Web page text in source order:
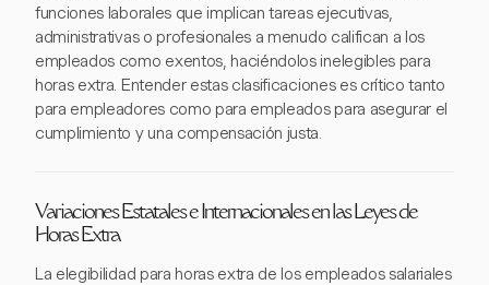
funciones laborales que implican tareas ejecutivas,
administrativas o profesionales a menudo califican a los
empleados como exentos, haciéndolos inelegibles para
horas extra. Entender estas clasificaciones es crítico tanto
para empleadores como para empleados para asegurar el
cumplimiento y una compensación justa.
Variaciones Estatales e Internacionales en las Leyes de
Horas Extra
La elegibilidad para horas extra de los empleados salariales